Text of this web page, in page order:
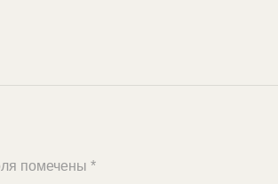
помечены *